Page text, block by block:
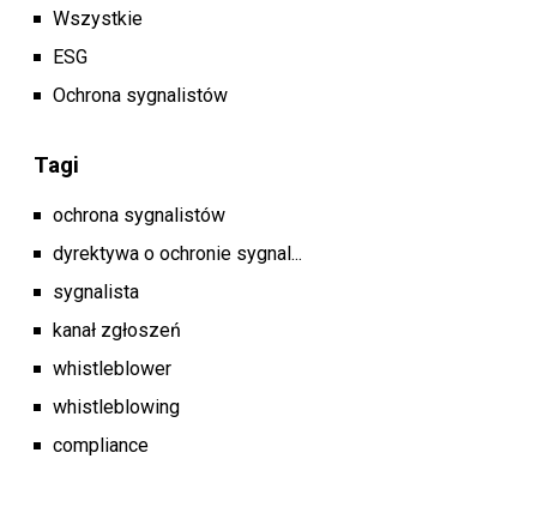
Wszystkie
ESG
Ochrona sygnalistów
Tagi
ochrona sygnalistów
dyrektywa o ochronie sygnal...
sygnalista
kanał zgłoszeń
whistleblower
whistleblowing
compliance